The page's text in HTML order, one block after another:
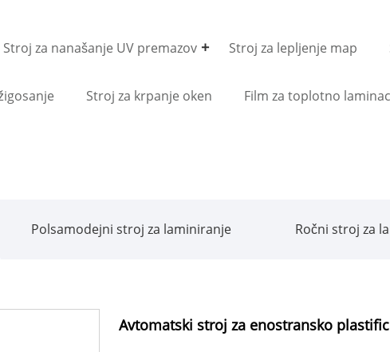
Stroj za nanašanje UV premazov Stroj za lepljenje map
Stroj za krpanje oken Film za toplotno
Polsamodejni stroj za laminiranje Ročni stroj za
Avtomatski stroj za enostransko